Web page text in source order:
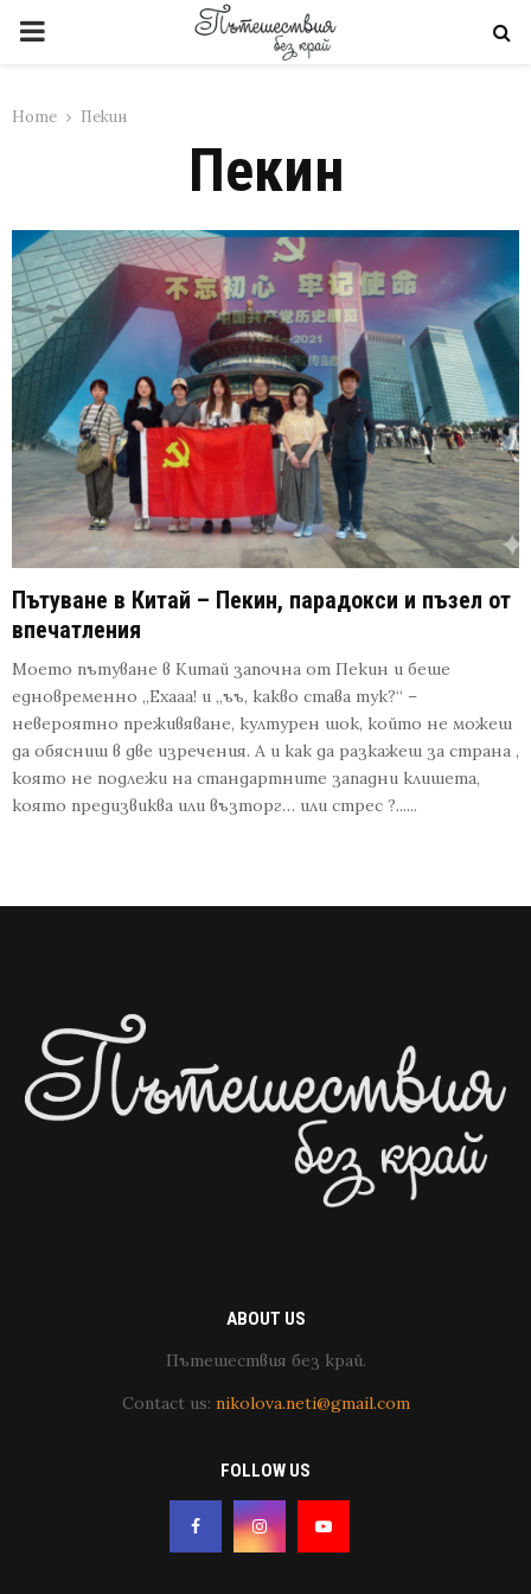
PRIMARY
Home Пекин
Пекин
Пътуване в Китай – Пекин, парадокси и пъзел от
впечатления
Моето пътуване в Китай започна от Пекин и беше
едновременно „Ехааа! и „ъъ, какво става тук?“ –
невероятно преживяване, културен шок, който не можеш
да обясниш в две изречения. А и как да разкажеш за страна ,
която не подлежи на стандартните западни клишета,
която предизвиква или възторг… или стрес ?......
ABOUT US
Пътешествия без край.
Contact us: nikolova.neti@gmail.com
FOLLOW US